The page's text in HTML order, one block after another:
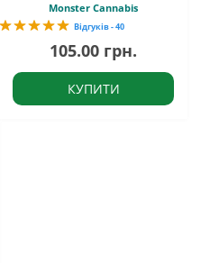
Monster Cannabis
Відгуків - 40
105.00 грн.
КУПИТИ